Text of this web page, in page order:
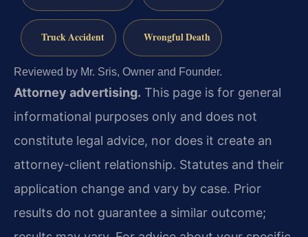
Truck Accident Wrongful Death
Reviewed by Mr. Sris, Owner and Founder.
Attorney advertising. This page is for general
informational purposes only and does not
constitute legal advice, nor does it create an
attorney-client relationship. Statutes and their
application change and vary by case. Prior
results do not guarantee a similar outcome;